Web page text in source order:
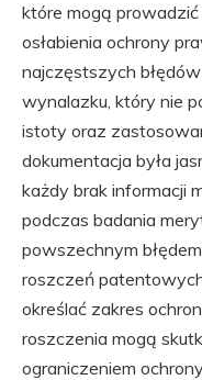
które mogą prowadzić
osłabienia ochrony
najczęstszych
wynalazku, który nie
istoty oraz
dokumentacja była
każdy brak informacji
podczas badania
powszechnym
roszczeń
określać zakres
roszczenia mogą
ograniczeniem